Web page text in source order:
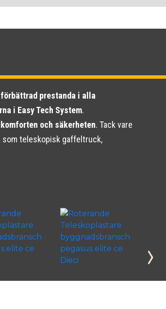
förbättrad prestanda i alla
i Easy Tech System.
och säkerheten. Tack vare
teleskopisk gaffeltruck,